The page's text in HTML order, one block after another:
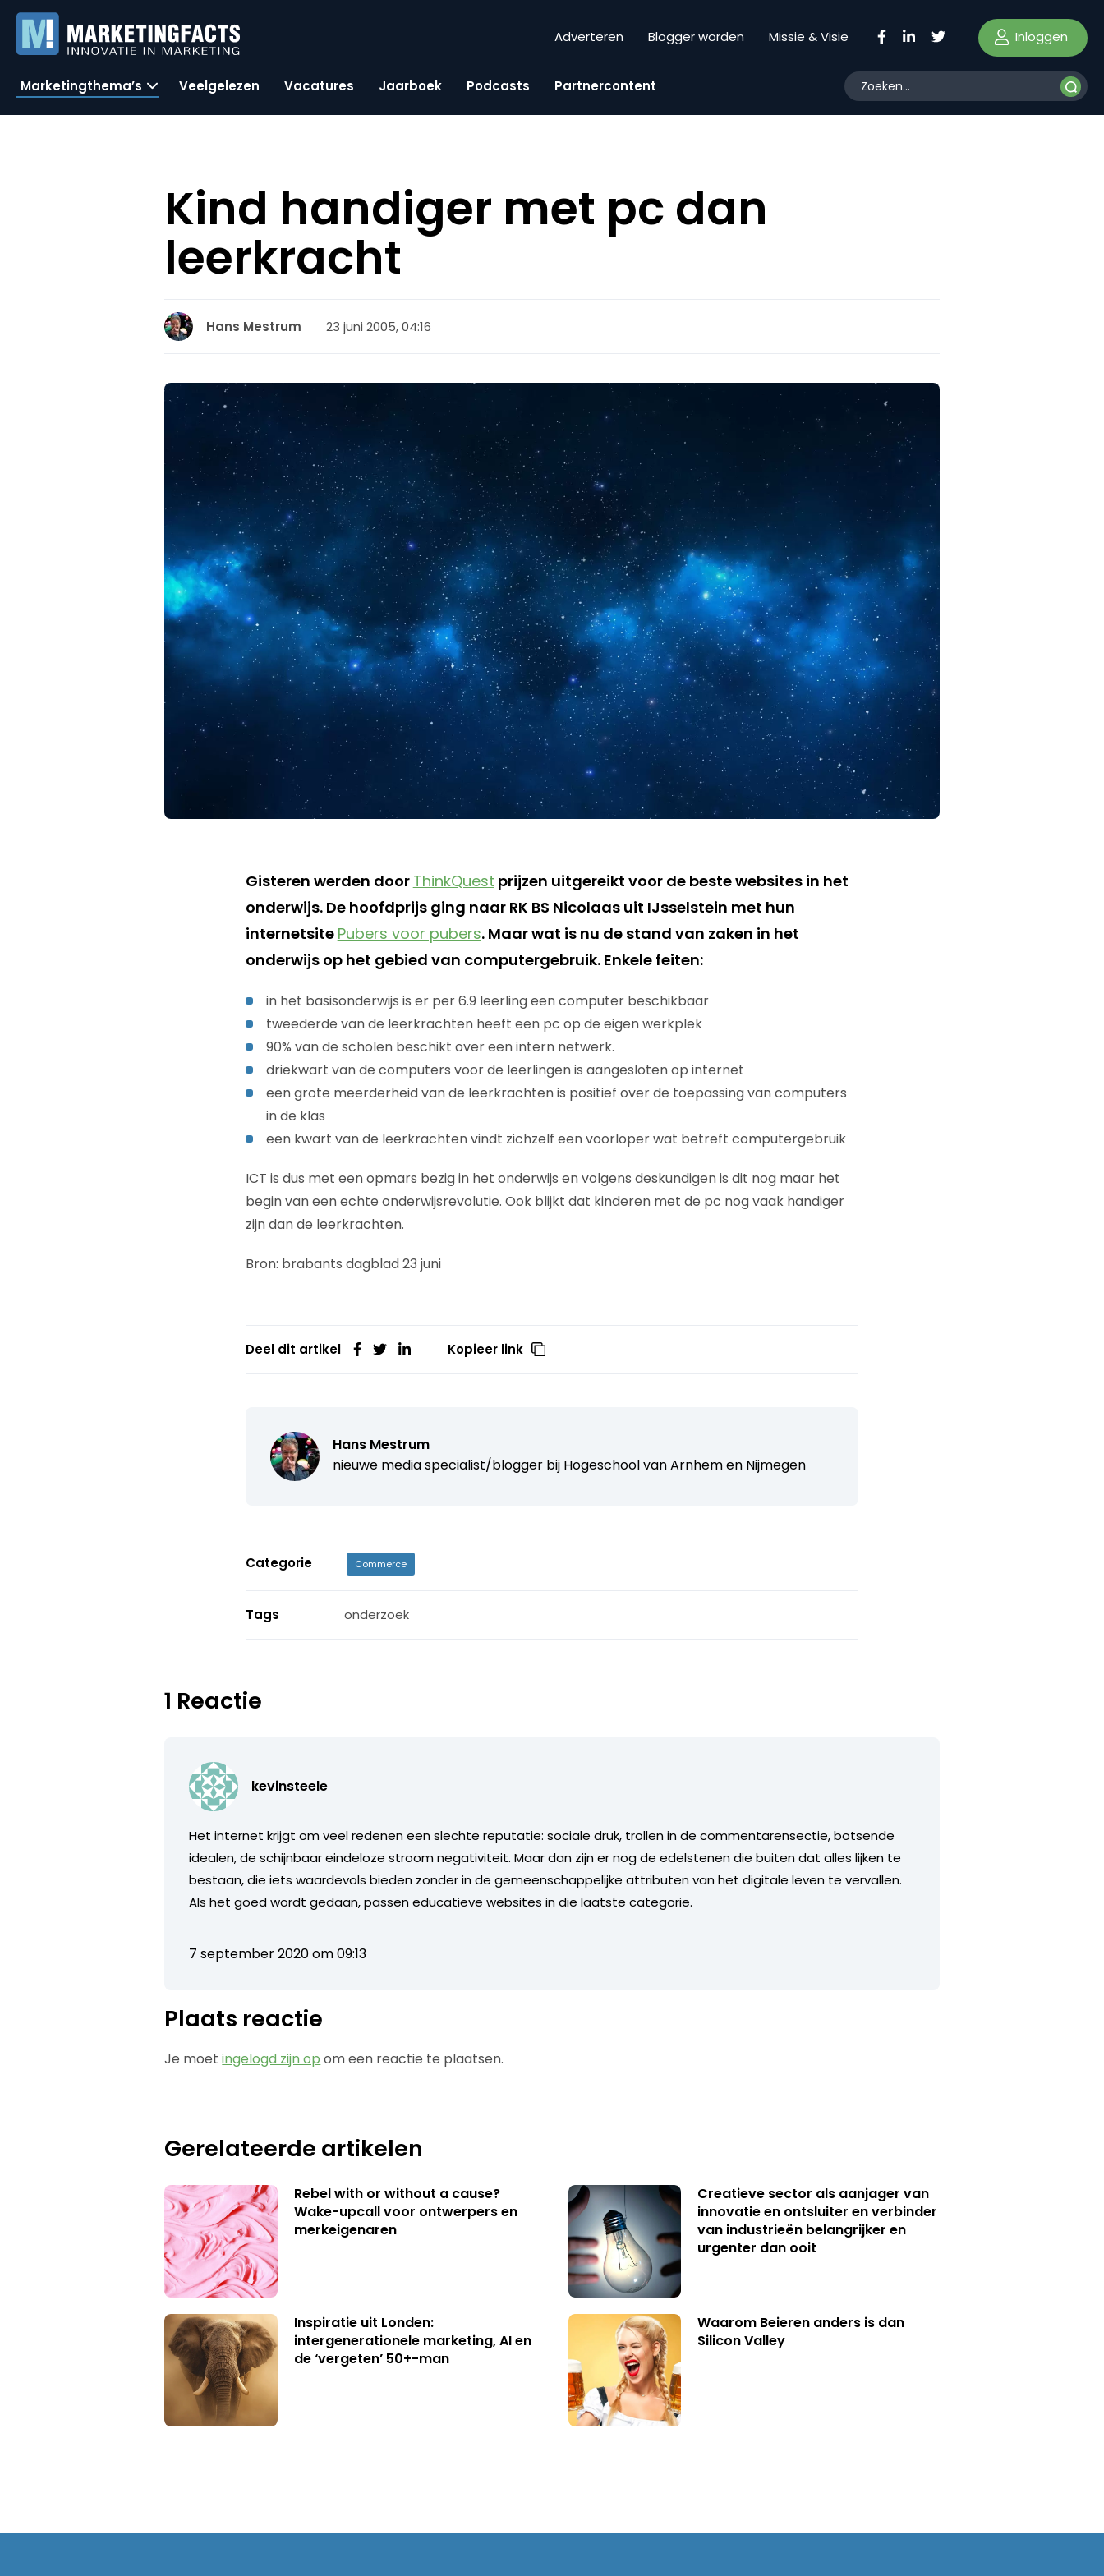
Adverteren Blogger worden Missie & Visie Inloggen
Marketingthema’s Veelgelezen Vacatures Jaarboek Podcasts Partnercontent
Kind handiger met pc dan
leerkracht
Hans Mestrum 23 juni 2005, 04:16
Gisteren werden door ThinkQuest prijzen uitgereikt voor de beste websites in het
onderwijs. De hoofdprijs ging naar RK BS Nicolaas uit IJsselstein met hun
internetsite Pubers voor pubers. Maar wat is nu de stand van zaken in het
onderwijs op het gebied van computergebruik. Enkele feiten:
in het basisonderwijs is er per 6.9 leerling een computer beschikbaar
tweederde van de leerkrachten heeft een pc op de eigen werkplek
90% van de scholen beschikt over een intern netwerk.
driekwart van de computers voor de leerlingen is aangesloten op internet
een grote meerderheid van de leerkrachten is positief over de toepassing van computers
in de klas
een kwart van de leerkrachten vindt zichzelf een voorloper wat betreft computergebruik
ICT is dus met een opmars bezig in het onderwijs en volgens deskundigen is dit nog maar het
begin van een echte onderwijsrevolutie. Ook blijkt dat kinderen met de pc nog vaak handiger
zijn dan de leerkrachten.
Bron: brabants dagblad 23 juni
Deel dit artikel Kopieer link
Hans Mestrum
nieuwe media specialist/blogger bij Hogeschool van Arnhem en Nijmegen
Categorie Commerce
Tags onderzoek
1 Reactie
kevinsteele
Het internet krijgt om veel redenen een slechte reputatie: sociale druk, trollen in de commentarensectie, botsende
idealen, de schijnbaar eindeloze stroom negativiteit. Maar dan zijn er nog de edelstenen die buiten dat alles lijken te
bestaan, die iets waardevols bieden zonder in de gemeenschappelijke attributen van het digitale leven te vervallen.
Als het goed wordt gedaan, passen educatieve websites in die laatste categorie.
7 september 2020 om 09:13
Plaats reactie
Je moetingelogd zijn op om een reactie te plaatsen.
Gerelateerde artikelen
Rebel with or without a cause?
Wake-upcall voor ontwerpers en
merkeigenaren
Creatieve sector als aanjager van
innovatie en ontsluiter en verbinder
van industrieën belangrijker en
urgenter dan ooit
Inspiratie uit Londen:
intergenerationele marketing, AI en
de ‘vergeten’ 50+-man
Waarom Beieren anders is dan
Silicon Valley